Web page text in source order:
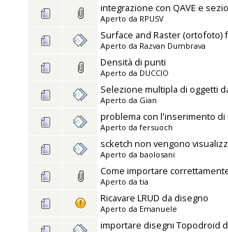
integrazione con QAVE e
Aperto da RPUSV
Surface and Raster (ortofoto)
Aperto da Razvan Dumbrava
Densità di punti
Aperto da DUCCIO
Selezione multipla di oggetti
Aperto da Gian
problema con l'inserimento
Aperto da fersuoch
scketch non vengono
Aperto da baolosani
Come importare
Aperto da tia
Ricavare LRUD da disegno
Aperto da Emanuele
importare disegni Topodroid